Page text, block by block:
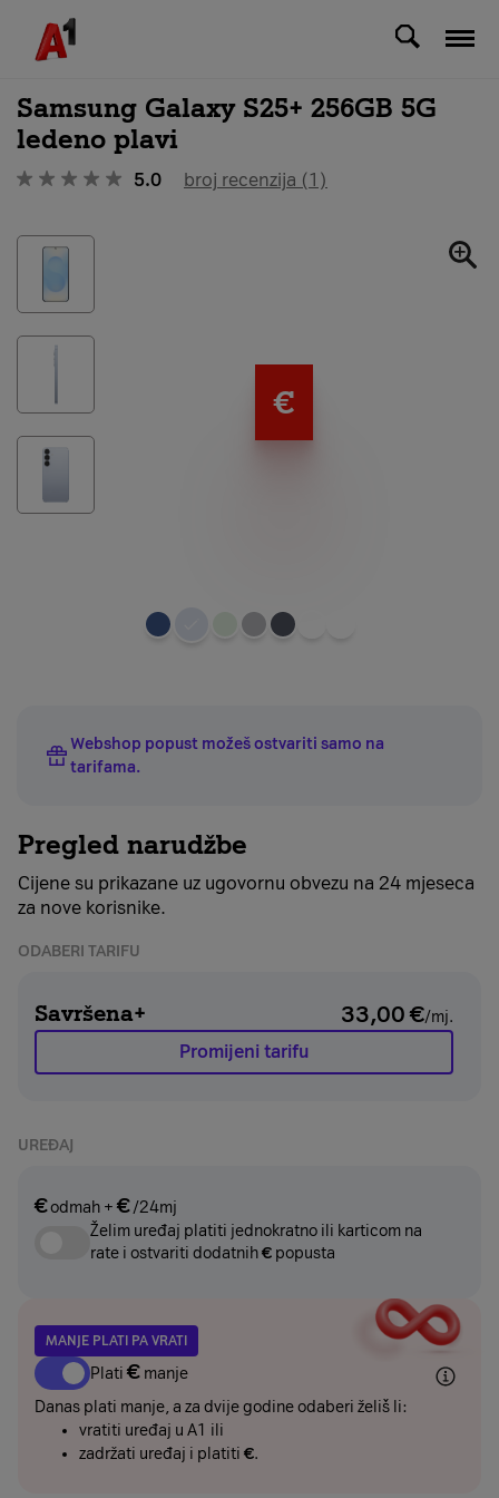
Svi uređaji
Samsung Galaxy S25+ 256GB 5G
ledeno plavi
5.0 broj recenzija (1)
€
Odaberite
Webshop popust možeš ostvariti samo na
tarifama.
Pregled narudžbe
Cijene su prikazane uz ugovornu obvezu na 24 mjeseca
za nove korisnike.
ODABERI TARIFU
Savršena+ 33,00€/mj.
Promijeni tarifu
UREĐAJ
€odmah + € /24mj
Želim uređaj platiti jednokratno ili karticom na
rate i ostvariti dodatnih€ popusta
MANJE PLATI PA VRATI
Plati€ manje
Danas plati manje, a za dvije godine odaberi želiš li:
vratiti uređaj u A1 ili
zadržati uređaj i platiti €.